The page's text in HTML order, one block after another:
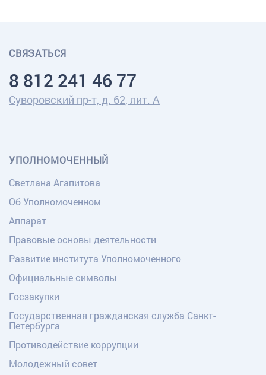
СВЯЗАТЬСЯ
8 812 241 46 77
Суворовский пр-т, д. 62, лит. А
УПОЛНОМОЧЕННЫЙ
Светлана Агапитова
Об Уполномоченном
Аппарат
Правовые основы деятельности
Развитие института Уполномоченного
Официальные символы
Госзакупки
Государственная гражданская служба Санкт-
Петербурга
Противодействие коррупции
Молодежный совет